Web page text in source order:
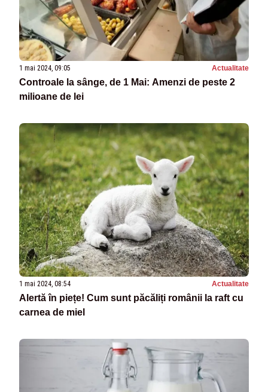
1 mai 2024, 09:05 Actualitate
Controale la sânge, de 1 Mai: Amenzi de peste 2
milioane de lei
1 mai 2024, 08:54 Actualitate
Alertă în piețe! Cum sunt păcăliți românii la raft cu
carnea de miel